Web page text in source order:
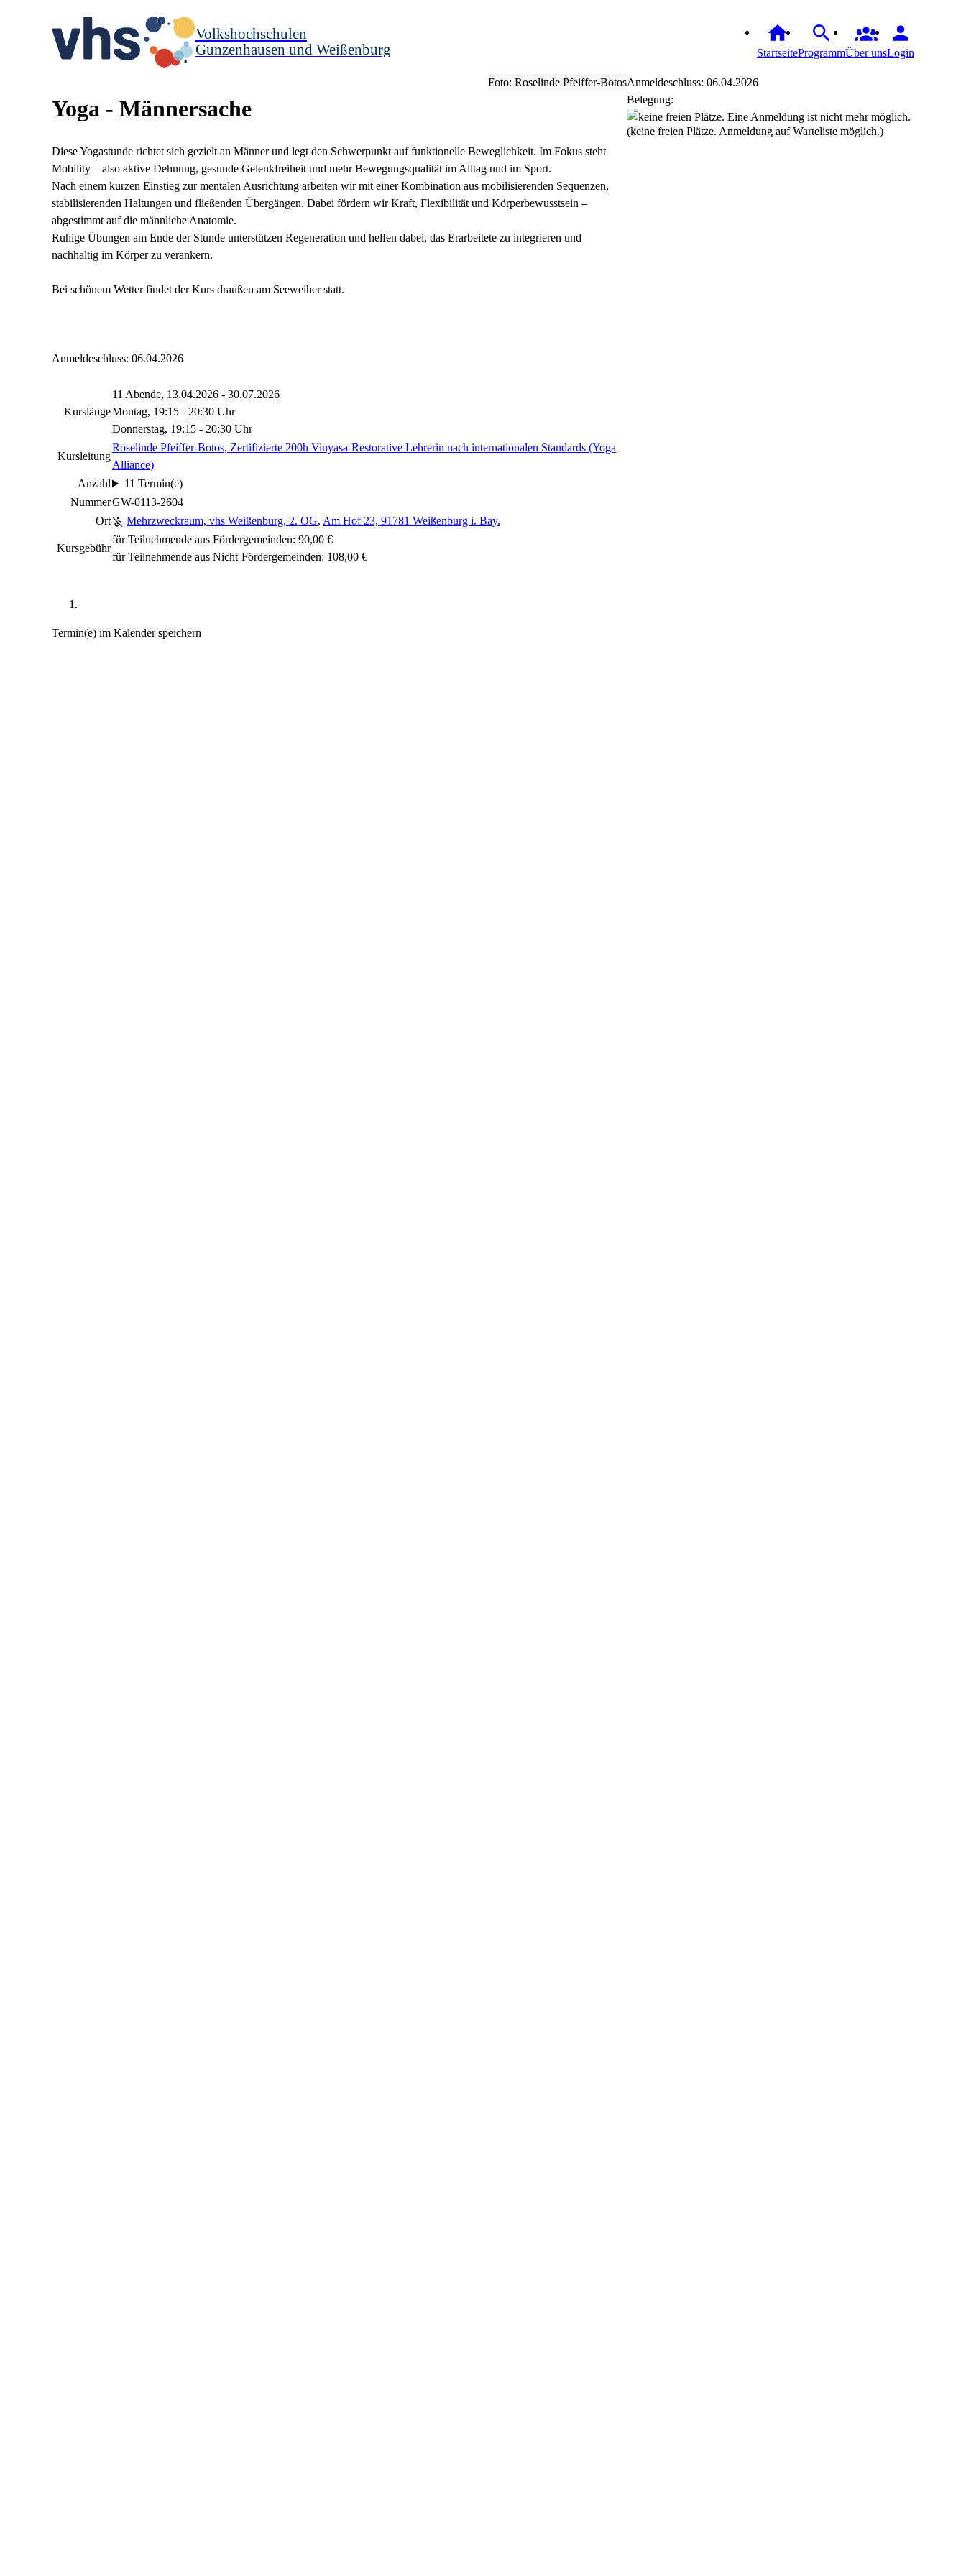
Volkshochschulen
Gunzenhausen und Weißenburg
StartseiteProgrammÜber unsLogin
Foto: Roselinde Pfeiffer-Botos
Yoga - Männersache
Diese Yogastunde richtet sich gezielt an Männer und legt den Schwerpunkt auf funktionelle Beweglichkeit. Im Fokus steht
Mobility – also aktive Dehnung, gesunde Gelenkfreiheit und mehr Bewegungsqualität im Alltag und im Sport.
Nach einem kurzen Einstieg zur mentalen Ausrichtung arbeiten wir mit einer Kombination aus mobilisierenden Sequenzen,
stabilisierenden Haltungen und fließenden Übergängen. Dabei fördern wir Kraft, Flexibilität und Körperbewusstsein –
abgestimmt auf die männliche Anatomie.
Ruhige Übungen am Ende der Stunde unterstützen Regeneration und helfen dabei, das Erarbeitete zu integrieren und
nachhaltig im Körper zu verankern.
Bei schönem Wetter findet der Kurs draußen am Seeweiher statt.
Anmeldeschluss: 06.04.2026
Kurslänge
11 Abende, 13.04.2026 - 30.07.2026
Montag, 19:15 - 20:30 Uhr
Donnerstag, 19:15 - 20:30 Uhr
Kursleitung
Roselinde Pfeiffer-Botos, Zertifizierte 200h Vinyasa-Restorative Lehrerin nach internationalen Standards (Yoga
Alliance)
Anzahl
11 Termin(e)
NummerGW-0113-2604
Ort
Mehrzweckraum, vhs Weißenburg, 2. OG, Am Hof 23, 91781 Weißenburg i. Bay.
Kursgebühr
für Teilnehmende aus Fördergemeinden: 90,00 €
für Teilnehmende aus Nicht-Fördergemeinden: 108,00 €
Anmeldeschluss: 06.04.2026
Belegung:
(keine freien Plätze. Anmeldung auf Warteliste möglich.)
Termin(e) im Kalender speichern